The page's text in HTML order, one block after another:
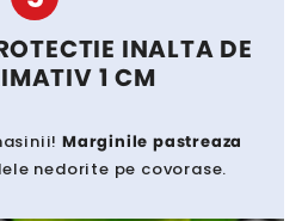
INALTA DE
1 CM
Marginile pastreaza
nedorite pe covorase.